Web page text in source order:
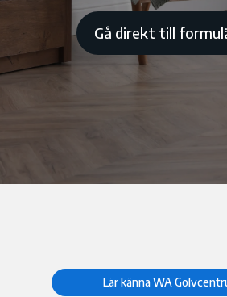
Gå direkt till
Lär känna WA